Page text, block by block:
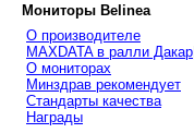
Мониторы Belinea
О производителе
MAXDATA в ралли Дакар
О мониторах
Минздрав рекомендует
Стандарты качества
Награды